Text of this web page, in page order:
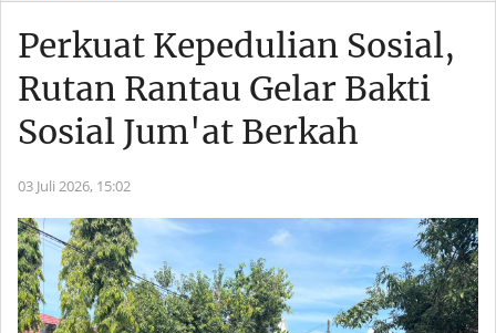
Perkuat Kepedulian Sosial,
Rutan Rantau Gelar Bakti
Sosial Jum'at Berkah
03 Juli 2026, 15:02